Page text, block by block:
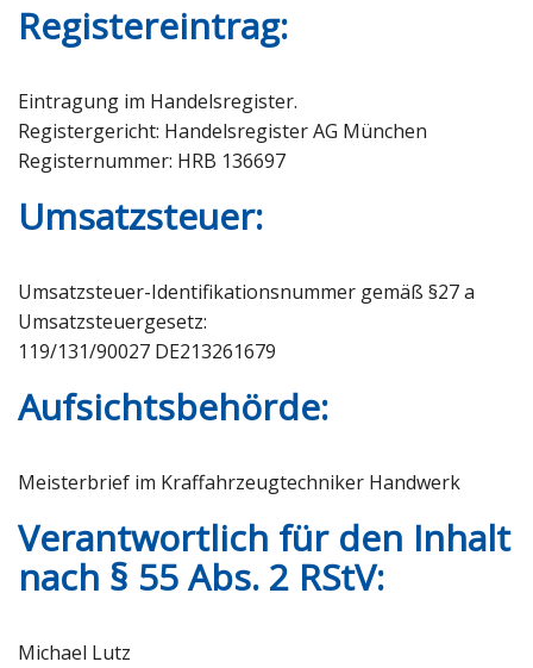
Registereintrag:
Eintragung im Handelsregister.
Registergericht: Handelsregister AG München
Registernummer: HRB 136697
Umsatzsteuer:
Umsatzsteuer-Identifikationsnummer gemäß §27 a
Umsatzsteuergesetz:
119/131/90027 DE213261679
Aufsichtsbehörde:
Meisterbrief im Kraffahrzeugtechniker Handwerk
Verantwortlich für den Inhalt
nach § 55 Abs. 2 RStV:
Michael Lutz